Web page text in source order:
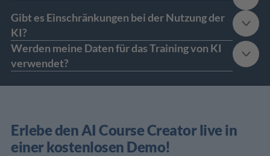
Gibt es Einschränkungen bei der Nutzung der
KI?
Werden meine Daten für das Training von KI
verwendet?
Erlebe den AI Course Creator live in
einer kostenlosen Demo!